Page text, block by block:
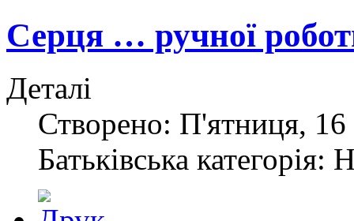
Серця … ручної
Деталі
Створено: П'ятниця,
Батьківська категорія: